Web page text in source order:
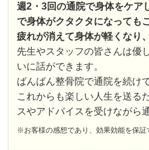
週2・3回の通院で身体をケア
で身体がクタクタになっても
疲れが消えて身体が軽くなり
先生やスタッフの皆さんは優
いに話ができます。
ばんばん整骨院で通院を続け
これからも楽しい人生を送る
スやアドバイスを受けながら
※お客様の感想であり、効果効能を保証